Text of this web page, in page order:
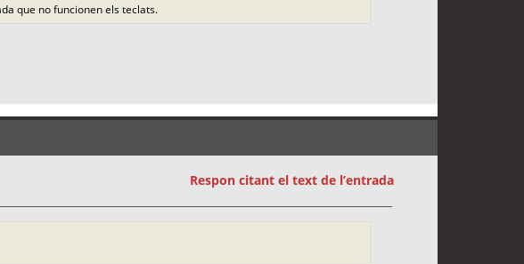
que no funcionen els teclats.
Respon citant el text de l’entrada